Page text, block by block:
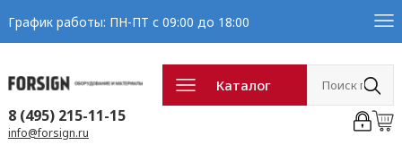
График работы: ПН-ПТ с 09:00 до 18:00
Каталог
8 (495) 215-11-15
info@forsign.ru